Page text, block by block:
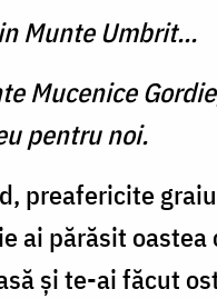
Munte Umbrit...
Mucenice
pentru noi.
preafericite
ai părăsit oastea
şi te-ai făcut